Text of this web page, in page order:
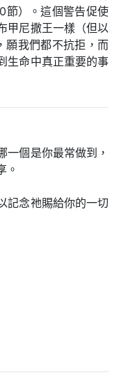
節）。這個警告促使
甲尼撒王一樣（但以
願我們都不抗拒，而
生命中真正重要的事
一個是你最常做到，
。
記念祂賜給你的一切